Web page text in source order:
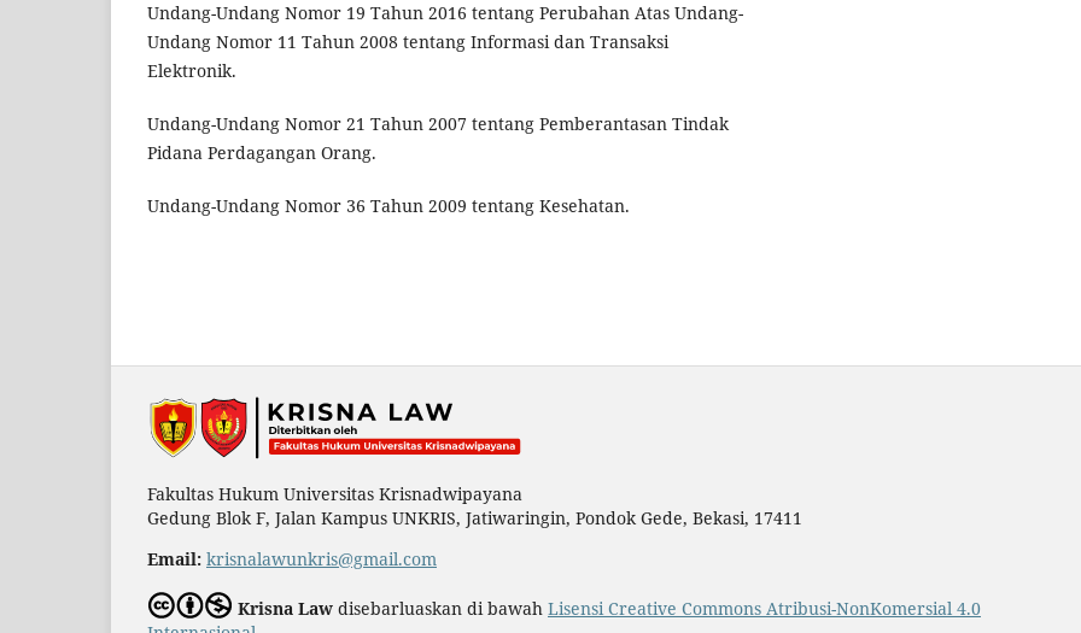
Undang-Undang Nomor 19 Tahun 2016 tentang Perubahan Atas Undang-
Undang Nomor 11 Tahun 2008 tentang Informasi dan Transaksi
Elektronik.
Undang-Undang Nomor 21 Tahun 2007 tentang Pemberantasan Tindak
Pidana Perdagangan Orang.
Undang-Undang Nomor 36 Tahun 2009 tentang Kesehatan.
Fakultas Hukum Universitas Krisnadwipayana
Gedung Blok F, Jalan Kampus UNKRIS, Jatiwaringin, Pondok Gede, Bekasi, 17411
Email: krisnalawunkris@gmail.com
Krisna Law disebarluaskan di bawah Lisensi Creative Commons Atribusi-NonKomersial 4.0